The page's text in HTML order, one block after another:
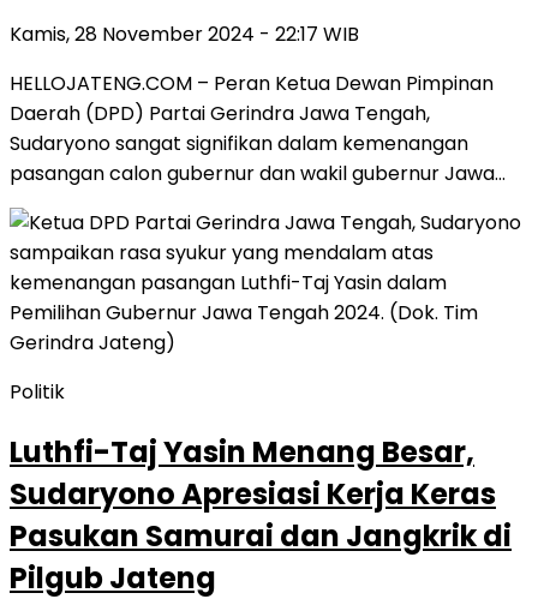
Kamis, 28 November 2024 - 22:17 WIB
HELLOJATENG.COM – Peran Ketua Dewan Pimpinan
Daerah (DPD) Partai Gerindra Jawa Tengah,
Sudaryono sangat signifikan dalam kemenangan
pasangan calon gubernur dan wakil gubernur Jawa…
Politik
Luthfi-Taj Yasin Menang Besar,
Sudaryono Apresiasi Kerja Keras
Pasukan Samurai dan Jangkrik di
Pilgub Jateng